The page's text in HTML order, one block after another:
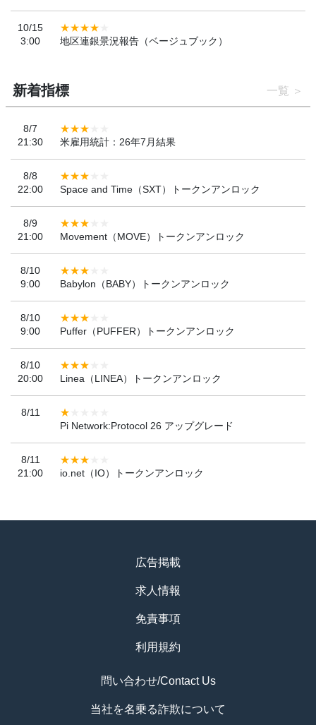
10/15
3:00
地区連銀景況報告（ベージュブック）
新着指標 一覧
8/7
21:30
米雇用統計：26年7月結果
8/8
22:00
Space and Time（SXT）トークンアンロック
8/9
21:00
Movement（MOVE）トークンアンロック
8/10
9:00
Babylon（BABY）トークンアンロック
8/10
9:00
Puffer（PUFFER）トークンアンロック
8/10
20:00
Linea（LINEA）トークンアンロック
8/11
Pi Network:Protocol 26 アップグレード
8/11
21:00
io.net（IO）トークンアンロック
広告掲載
求人情報
免責事項
利用規約
問い合わせ/Contact Us
当社を名乗る詐欺について